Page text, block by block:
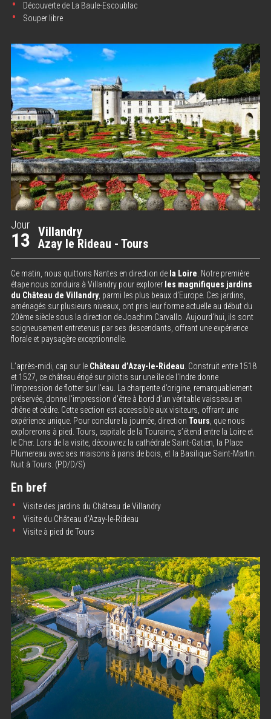
Découverte de La Baule-Escoublac
Souper libre
Jour
13 Villandry
Azay le Rideau - Tours
Ce matin, nous quittons Nantes en direction de la Loire . Notre première
étape nous conduira à Villandry pour explorer les magnifiques jardins
du Château de Villandry, parmi les plus beaux d’Europe. Ces jardins,
aménagés sur plusieurs niveaux, ont pris leur forme actuelle au début du
20ème siècle sous la direction de Joachim Carvallo. Aujourd’hui, ils sont
soigneusement entretenus par ses descendants, offrant une expérience
florale et paysagère exceptionnelle.
L’après-midi, cap sur le Château d’Azay-le-Rideau . Construit entre 1518
et 1527, ce château érigé sur pilotis sur une île de l’Indre donne
l’impression de flotter sur l’eau. La charpente d’origine, remarquablement
préservée, donne l’impression d’être à bord d’un véritable vaisseau en
chêne et cèdre. Cette section est accessible aux visiteurs, offrant une
expérience unique. Pour conclure la journée, direction Tours , que nous
explorerons à pied. Tours, capitale de la Touraine, s’étend entre la Loire et
le Cher. Lors de la visite, découvrez la cathédrale Saint-Gatien, la Place
Plumereau avec ses maisons à pans de bois, et la Basilique Saint-Martin.
Nuit à Tours. (PD/D/S)
En bref
Visite des jardins du Château de Villandry
Visite du Château d’Azay-le-Rideau
Visite à pied de Tours